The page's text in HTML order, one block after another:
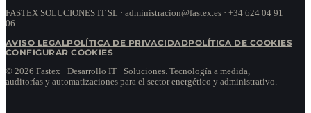
FASTEX SOLUCIONES IT SL · administracion@fastex.es · +34 624 04 91
06
AVISO LEGALPOLÍTICA DE PRIVACIDADPOLÍTICA DE COOKIES
CONFIGURAR COOKIES
© 2026 Fastex · Desarrollo IT · Soluciones. Tecnología a medida,
auditorías y automatizaciones para el sector energético y administrativo.